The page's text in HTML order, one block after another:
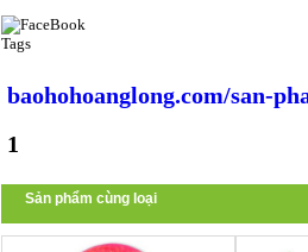
Tags
baohohoanglong.com/san-
1
Sản phẩm cùng loại